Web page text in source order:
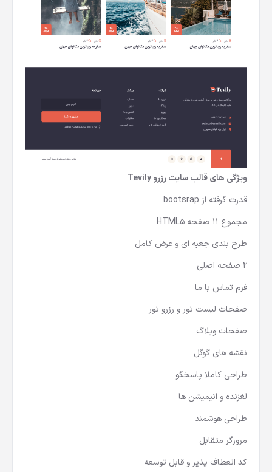
ویژگی هایقالب سایت رزرو Tevily
قدرت گرفته از bootsrap
مجموع 11 صفحه HTML5
طرح بندی جعبه ای و عرض کامل
2 صفحه اصلی
فرم تماس با ما
صفحات لیست تور و رزرو تور
صفحات وبلاگ
نقشه های گوگل
طراحی کاملا پاسخگو
لغزنده و انیمیشن ها
طراحی هوشمند
مرورگر متقابل
کد انعطاف پذیر و قابل توسعه